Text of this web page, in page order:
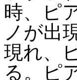
時、ピ
ノが出
現れ、
る。ピ